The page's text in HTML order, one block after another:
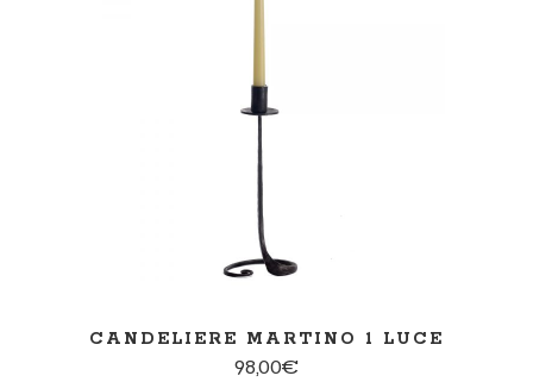
SCEGLI
CANDELIERE MARTINO 1 LUCE
98,00€